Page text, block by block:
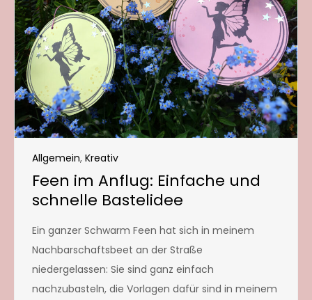
Allgemein, Kreativ
Feen im Anflug: Einfache und
schnelle Bastelidee
Ein ganzer Schwarm Feen hat sich in meinem
Nachbarschaftsbeet an der Straße
niedergelassen: Sie sind ganz einfach
nachzubasteln, die Vorlagen dafür sind in meinem